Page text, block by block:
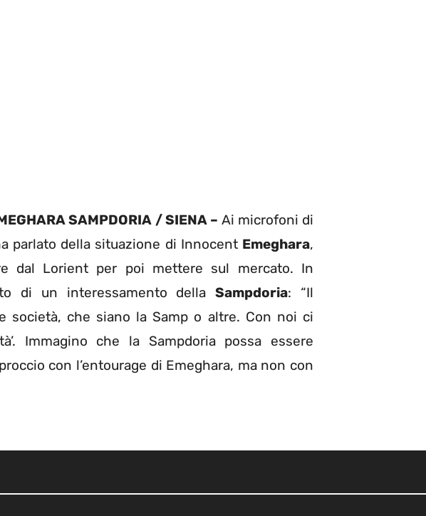
SAMPDORIA / SIENA – Ai microfoni di
parlato della situazione di Innocent Emeghara,
dal Lorient per poi mettere sul mercato. In
di un interessamento dellaSampdoria: “Il
società, che siano la Samp o altre. Con noi ci
Immagino che la Sampdoria possa essere
con l’entourage di Emeghara, ma non con